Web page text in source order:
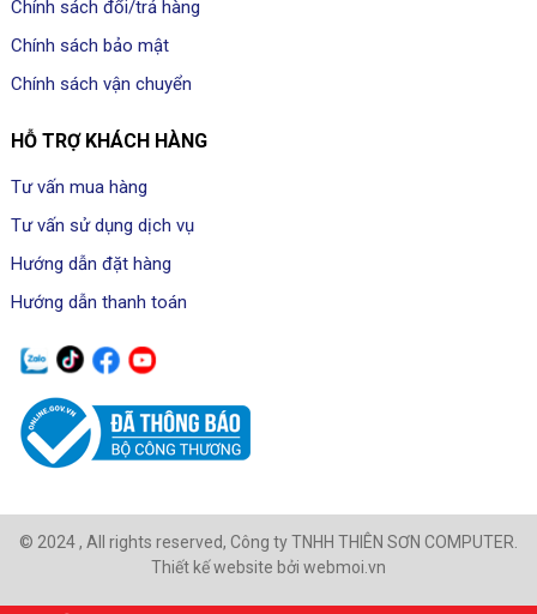
Chính sách đổi/trả hàng
Chính sách bảo mật
Chính sách vận chuyển
HỖ TRỢ KHÁCH HÀNG
Tư vấn mua hàng
Tư vấn sử dụng dịch vụ
Hướng dẫn đặt hàng
Hướng dẫn thanh toán
© 2024 , All rights reserved, Công ty TNHH THIÊN SƠN COMPUTER.
Thiết kế website bởi webmoi.vn